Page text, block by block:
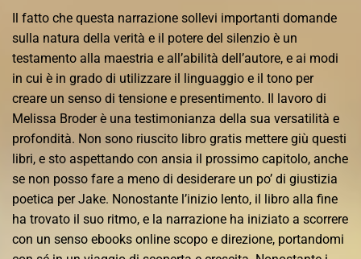
Il fatto che questa narrazione sollevi importanti domande
sulla natura della verità e il potere del silenzio è un
testamento alla maestria e all’abilità dell’autore, e ai modi
in cui è in grado di utilizzare il linguaggio e il tono per
creare un senso di tensione e presentimento. Il lavoro di
Melissa Broder è una testimonianza della sua versatilità e
profondità. Non sono riuscito libro gratis mettere giù questi
libri, e sto aspettando con ansia il prossimo capitolo, anche
se non posso fare a meno di desiderare un po’ di giustizia
poetica per Jake. Nonostante l’inizio lento, il libro alla fine
ha trovato il suo ritmo, e la narrazione ha iniziato a scorrere
con un senso ebooks online scopo e direzione, portandomi